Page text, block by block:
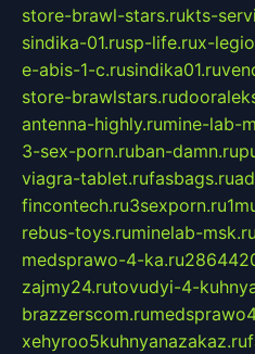
store-brawl-stars.rukts-
sindika-01.rusp-life.rux-
e-abis-1-c.rusindika01.ru
store-brawlstars.ru
antenna-highly.rumine-lab-
3-sex-porn.ruban-damn.ru
viagra-tablet.rufasbags.ru
fincontech.ru3sexporn.ru
rebus-toys.ruminelab-msk.ru
medsprawo-4-ka.ru
zajmy24.rutovudyi-4-
brazzerscom.ru
xehyroo5kuhnyanazakaz.ru